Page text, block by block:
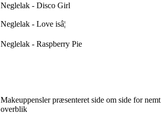
Neglelak - Disco Girl
Neglelak - Love isâ¦
Neglelak - Raspberry Pie
Makeuppensler præsenteret side om side for nemt
overblik